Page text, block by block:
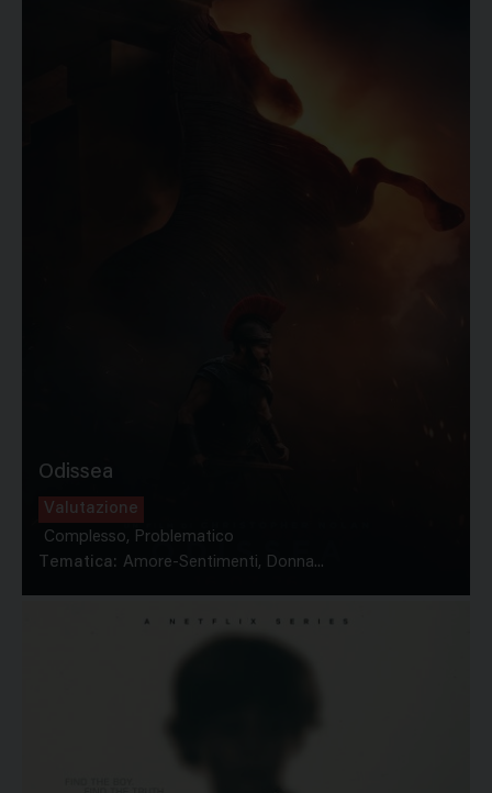
Odissea
Valutazione
Complesso, Problematico
Tematica: Amore-Sentimenti, Donna...